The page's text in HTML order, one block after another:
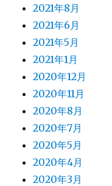
2021年8月
2021年6月
2021年5月
2021年1月
2020年12月
2020年11月
2020年8月
2020年7月
2020年5月
2020年4月
2020年3月